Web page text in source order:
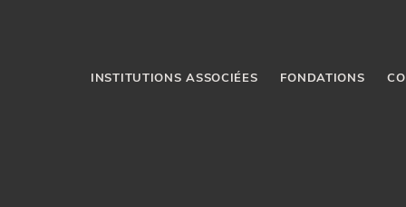
INSTITUTIONS ASSOCIÉES FONDATIONS